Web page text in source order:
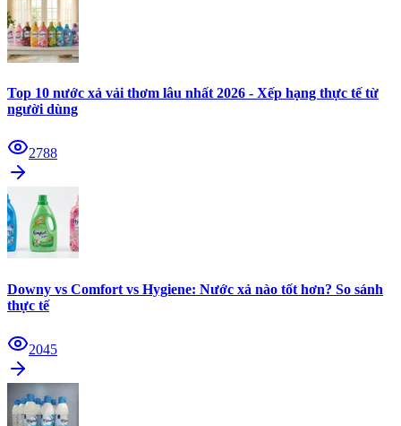
Top 10 nước xả vải thơm lâu nhất 2026 - Xếp hạng thực tế từ
người dùng
2788
Downy vs Comfort vs Hygiene: Nước xả nào tốt hơn? So sánh
thực tế
2045